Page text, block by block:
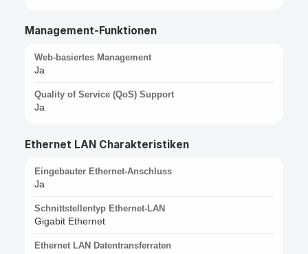
Management-Funktionen
Web-basiertes Management
Ja
Quality of Service (QoS) Support
Ja
Ethernet LAN Charakteristiken
Eingebauter Ethernet-Anschluss
Ja
Schnittstellentyp Ethernet-LAN
Gigabit Ethernet
Ethernet LAN Datentransferraten